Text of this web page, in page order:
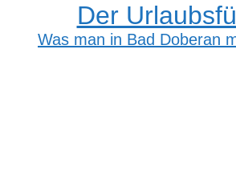
Der
Was man in Bad Doberan